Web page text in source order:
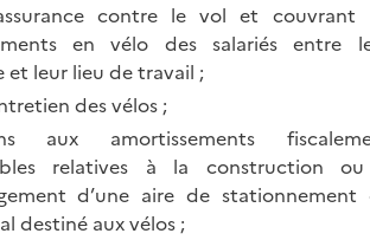
contre le vol et couvrant
en vélo des salariés entre
et leur lieu detravail ;
desvélos ;
aux amortissements
relatives à la construction
d’une aire de stationnement
destiné auxvélos ;